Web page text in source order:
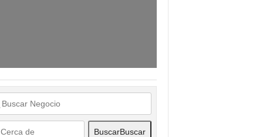
BuscarBuscar